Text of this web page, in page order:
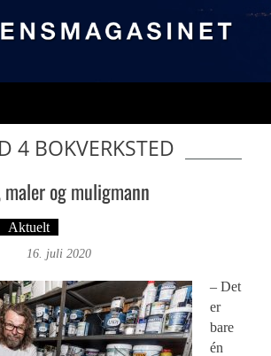
4 BOKVERKSTED
maler og muligmann
Aktuelt
16. juli 2020
– Det
er
bare
én